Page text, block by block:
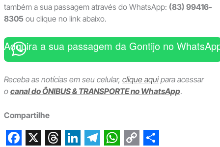
também a sua passagem através do WhatsApp: (83) 99416-
8305ou clique no link abaixo.
Adquira a sua passagem da Gontijo no
Receba as notícias em seu celular, clique aquipara acessar
o canal do ÔNIBUS & TRANSPORTE no WhatsApp.
Compartilhe